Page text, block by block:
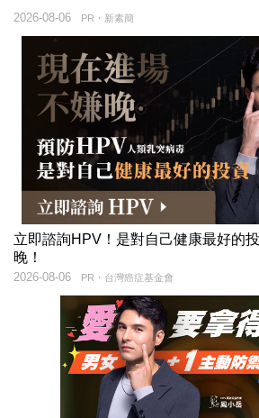
PR・新素簡
2026-08-06
立即諮詢HPV！是對自己健康最好的
晚！
PR・台灣癌症基金會
2026-08-06